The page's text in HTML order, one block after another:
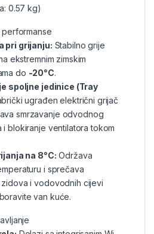
0.57 kg)
pri grijanju: Stabilno grije
ekstremnim zimskim
do -20°C.
spoljne jedinice (Tray
ugrađen električni grijač
smrzavanje odvodnog
i blokiranje ventilatora tokom
na 8°C: Održava
i sprečava
zidova i vodovodnih cijevi
van kuće.